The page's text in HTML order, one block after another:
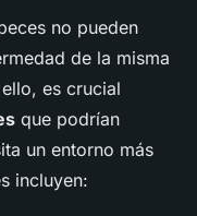
no pueden
de la misma
es crucial
que podrían
un entorno más
incluyen: